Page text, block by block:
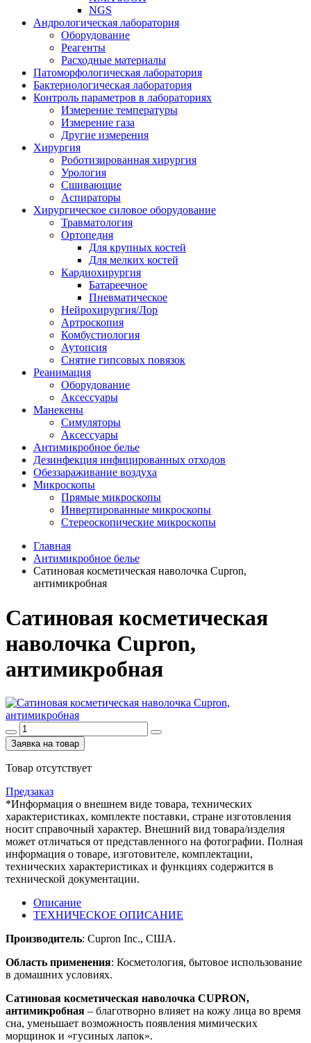
NGS
Андрологическая лаборатория
Оборудование
Реагенты
Расходные материалы
Патоморфологическая лаборатория
Бактериологическая лаборатория
Контроль параметров в лабораториях
Измерение температуры
Измерение газа
Другие измерения
Хирургия
Роботизированная хирургия
Урология
Сшивающие
Аспираторы
Хирургическое силовое оборудование
Травматология
Ортопедия
Для крупных костей
Для мелких костей
Кардиохирургия
Батареечное
Пневматическое
Нейрохирургия/Лор
Артроскопия
Комбустиология
Аутопсия
Снятие гипсовых повязок
Реанимация
Оборудование
Аксессуары
Манекены
Симуляторы
Аксессуары
Антимикробное белье
Дезинфекция инфицированных отходов
Обеззараживание воздуха
Микроскопы
Прямые микроскопы
Инвертированные микроскопы
Стереоскопические микроскопы
Главная
Антимикробное белье
Сатиновая косметическая наволочка Cupron,
антимикробная
Сатиновая косметическая
наволочка Cupron,
антимикробная
Заявка на товар
Товар отсутствует
Предзаказ
*Информация о внешнем виде товара, технических
характеристиках, комплекте поставки, стране изготовления
носит справочный характер. Внешний вид товара/изделия
может отличаться от представленного на фотографии. Полная
информация о товаре, изготовителе, комплектации,
технических характеристиках и функциях содержится в
технической документации.
Описание
ТЕХНИЧЕСКОЕ ОПИСАНИЕ
Производитель: Cupron Inc., США.
Область применения: Косметология, бытовое использование
в домашних условиях.
Сатиновая косметическая наволочка CUPRON,
антимикробная – благотворно влияет на кожу лица во время
сна, уменьшает возможность появления мимических
морщинок и «гусиных лапок».